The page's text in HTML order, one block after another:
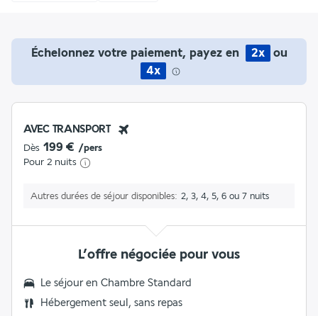
Échelonnez votre paiement, payez en 2x
ou
4x
AVEC TRANSPORT
Dès 199 € /pers
Pour 2 nuits
Autres durées de séjour disponibles 2, 3, 4, 5, 6 ou 7 nuits
L’offre négociée pour vous
Le séjour en Chambre Standard
Hébergement seul, sans repas